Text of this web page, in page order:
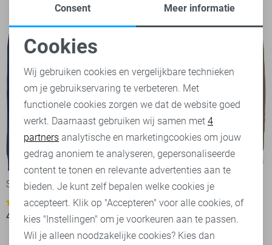
-20%
Sans Trui
1
40,00 49,95
Sans Trui
1
40,00 49,95
Noodzakelijke cookies
Personalisatie cookies
Analytische cookies
Marketing cookies
Consent Meer informatie
Cookies
Wij gebruiken cookies en vergelijkbare technieken
om je gebruikservaring te verbeteren. Met
functionele cookies zorgen we dat de website goed
werkt. Daarnaast gebruiken wij samen met 4
partners analytische en marketingcookies om jouw
gedrag anoniem te analyseren, gepersonaliseerde
content te tonen en relevante advertenties aan te
bieden. Je kunt zelf bepalen welke cookies je
accepteert. Klik op "Accepteren" voor alle cookies, of
kies "Instellingen" om je voorkeuren aan te passen.
Wil je alleen noodzakelijke cookies? Kies dan